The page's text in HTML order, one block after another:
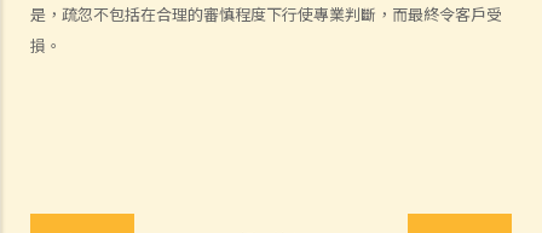
是，疏忽不包括在合理的審慎程度下行使專業判斷，而最終令客戶受
損。
6. 保險代理利用虛假資料誘導我購買保險。我可否終止該保單合約及要
求退還保費？